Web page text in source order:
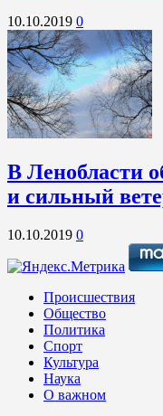
10.10.2019 0
В Ленобласти
и сильный
10.10.2019 0
Происшествия
Общество
Политика
Спорт
Культура
Наука
О важном